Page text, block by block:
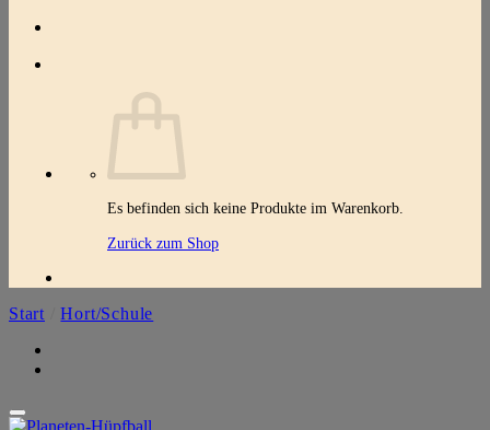
Es befinden sich keine Produkte im Warenkorb.
Zurück zum Shop
Start Hort/Schule